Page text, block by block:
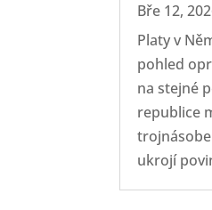
Bře 12,
Platy v
pohled
na stejné
republice
ukrojí